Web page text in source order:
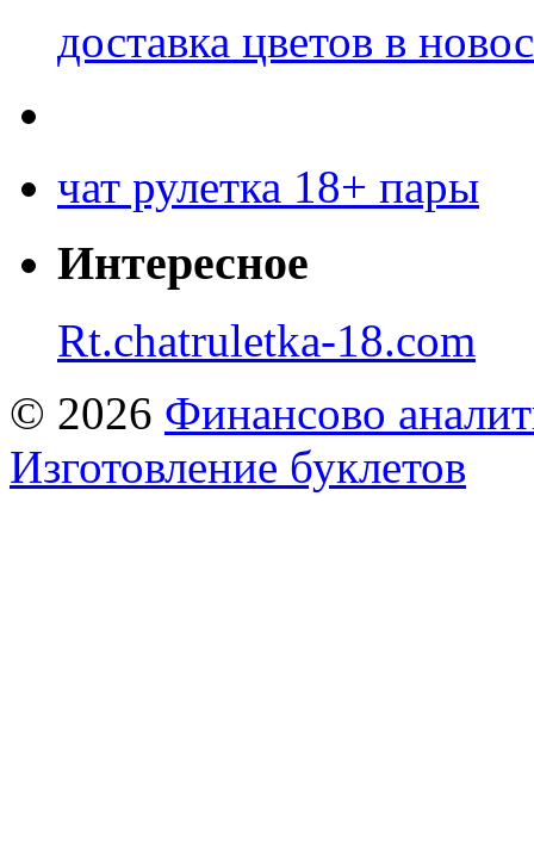
доставка цветов в
чат рулетка 18+ пары
Интересное
Rt.chatruletka-18.com
© 2026 Финансово
Изготовление буклетов